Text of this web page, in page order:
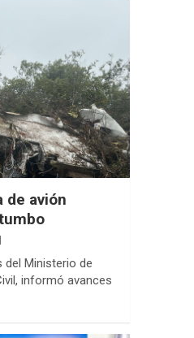
de avión
del Ministerio de
informó avances